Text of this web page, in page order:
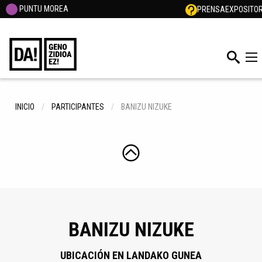
PUNTU MOREA PRENSA
INICIO PARTICIPANTES BANIZU NIZUKE
BANIZU NIZUKE
UBICACIÓN EN LANDAKO GUNEA